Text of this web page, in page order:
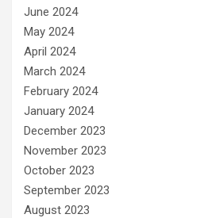
June 2024
May 2024
April 2024
March 2024
February 2024
January 2024
December 2023
November 2023
October 2023
September 2023
August 2023